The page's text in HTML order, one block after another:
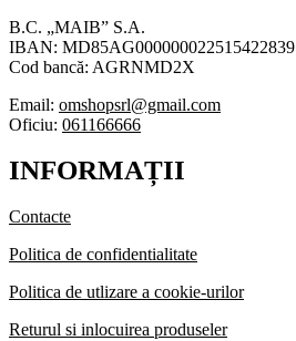
B.C. „MAIB” S.A.
IBAN: MD85AG000000022515422839
Cod bancă: AGRNMD2X
Email: omshopsrl@gmail.com
Oficiu: 061166666
INFORMAȚII
Contacte
Politica de confidentialitate
Politica de utlizare a cookie-urilor
Returul si inlocuirea produseler